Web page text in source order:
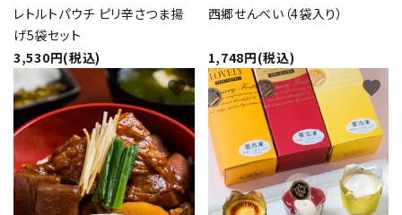
レトルトパウチ ピリ辛さつま揚
げ5袋セット
3,530円(税込)
西郷せんべい（4袋入り）
1,748円(税込)
favorite favorite